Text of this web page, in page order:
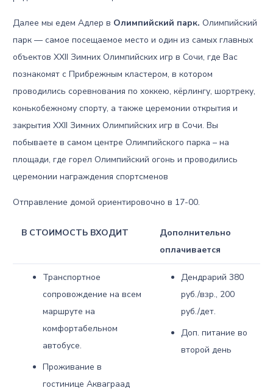
Далее мы едем Адлер в Олимпийский парк. Олимпийский
парк — самое посещаемое место и один из самых главных
объектов XXII Зимних Олимпийских игр в Сочи, где Вас
познакомят с Прибрежным кластером, в котором
проводились соревнования по хоккею, кёрлингу, шортреку,
конькобежному спорту, а также церемонии открытия и
закрытия XXII Зимних Олимпийских игр в Сочи. Вы
побываете в самом центре Олимпийского парка – на
площади, где горел Олимпийский огонь и проводились
церемонии награждения спортсменов
Отправление домой ориентировочно в 17-00.
В СТОИМОСТЬ ВХОДИТ
Дополнительно
оплачивается
Транспортное
сопровождение на всем
маршруте на
комфортабельном
автобусе.
Проживание в
гостинице Акваграад
Дендрарий 380
руб./взр., 200
руб./дет.
Доп. питание во
второй день